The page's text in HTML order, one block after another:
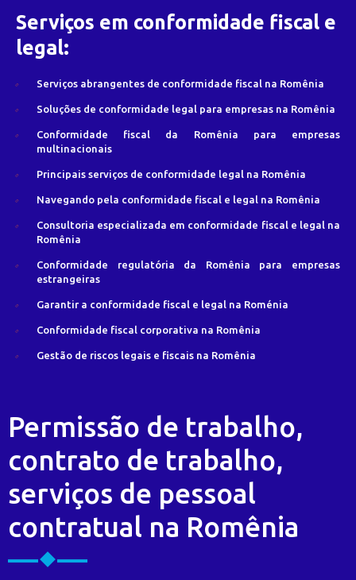
Serviços em conformidade fiscal e
legal:
Serviços abrangentes de conformidade fiscal na Romênia
Soluções de conformidade legal para empresas na Romênia
Conformidade fiscal da Romênia para empresas
multinacionais
Principais serviços de conformidade legal na Romênia
Navegando pela conformidade fiscal e legal na Romênia
Consultoria especializada em conformidade fiscal e legal na
Romênia
Conformidade regulatória da Romênia para empresas
estrangeiras
Garantir a conformidade fiscal e legal na Roménia
Conformidade fiscal corporativa na Romênia
Gestão de riscos legais e fiscais na Romênia
Permissão de trabalho,
contrato de trabalho,
serviços de pessoal
contratual na Romênia